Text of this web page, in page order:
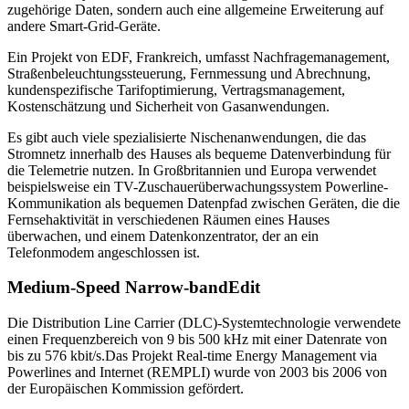
zugehörige Daten, sondern auch eine allgemeine Erweiterung auf
andere Smart-Grid-Geräte.
Ein Projekt von EDF, Frankreich, umfasst Nachfragemanagement,
Straßenbeleuchtungssteuerung, Fernmessung und Abrechnung,
kundenspezifische Tarifoptimierung, Vertragsmanagement,
Kostenschätzung und Sicherheit von Gasanwendungen.
Es gibt auch viele spezialisierte Nischenanwendungen, die das
Stromnetz innerhalb des Hauses als bequeme Datenverbindung für
die Telemetrie nutzen. In Großbritannien und Europa verwendet
beispielsweise ein TV-Zuschauerüberwachungssystem Powerline-
Kommunikation als bequemen Datenpfad zwischen Geräten, die die
Fernsehaktivität in verschiedenen Räumen eines Hauses
überwachen, und einem Datenkonzentrator, der an ein
Telefonmodem angeschlossen ist.
Medium-Speed Narrow-bandEdit
Die Distribution Line Carrier (DLC)-Systemtechnologie verwendete
einen Frequenzbereich von 9 bis 500 kHz mit einer Datenrate von
bis zu 576 kbit/s.Das Projekt Real-time Energy Management via
Powerlines and Internet (REMPLI) wurde von 2003 bis 2006 von
der Europäischen Kommission gefördert.